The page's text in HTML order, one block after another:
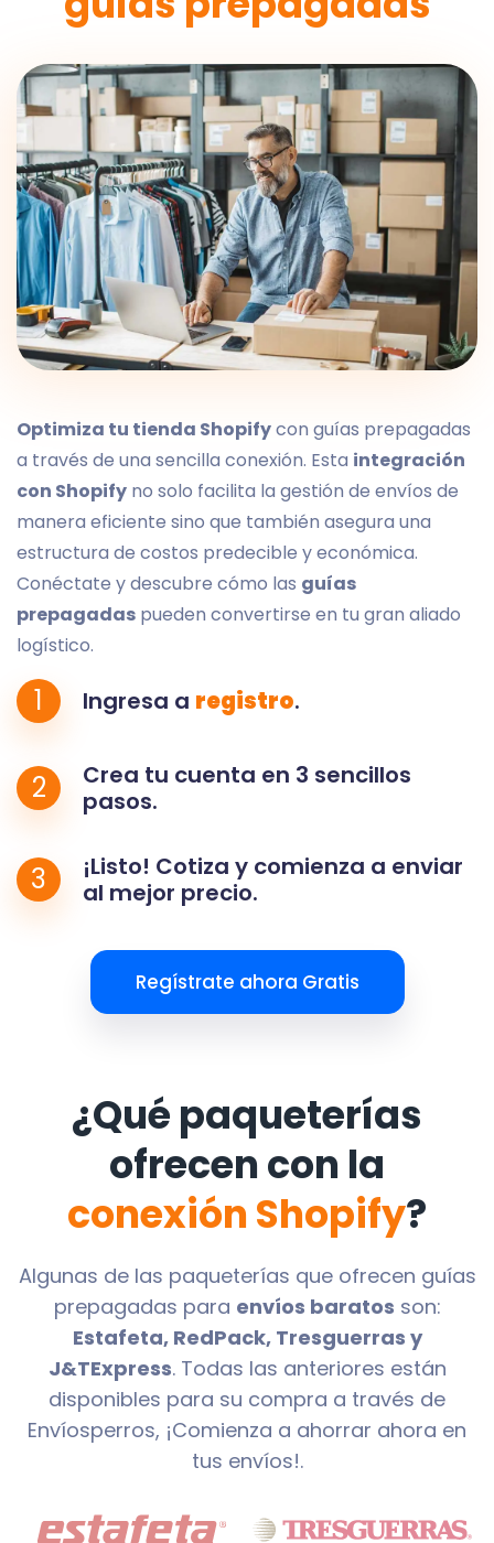
Optimiza tu tienda Shopifycon guías prepagadas
a través de una sencilla conexión. Esta integración
con Shopify no solo facilita la gestión de envíos de
manera eficiente sino que también asegura una
estructura de costos predecible y económica.
Conéctate y descubre cómo las guías
prepagadas pueden convertirse en tu gran aliado
logístico.
1 Ingresa a registro.
2
Crea tu cuenta en 3 sencillos
pasos.
3
¡Listo! Cotiza y comienza a enviar
al mejor precio.
Regístrate ahora Gratis
¿Qué paqueterías
ofrecen con la
conexión Shopify?
Algunas de las paqueterías que ofrecen guías
prepagadas para envíos baratos son:
Estafeta, RedPack, Tresguerras y
J&TExpress. Todas las anteriores están
disponibles para su compra a través de
Envíosperros, ¡Comienza a ahorrar ahora en
tus envíos!.